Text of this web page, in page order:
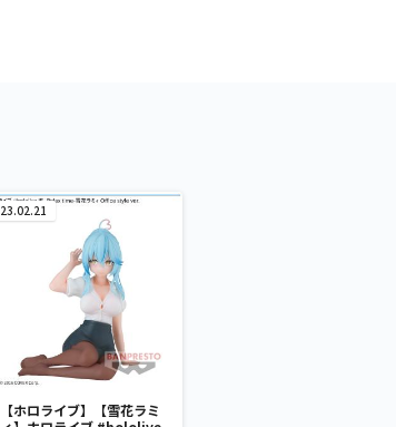
23.02.21
【ホロライブ】【雪花ラミ